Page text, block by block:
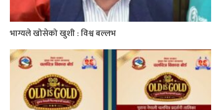
भाग्यले खोसेको खुशी : विश्व बल्लभ